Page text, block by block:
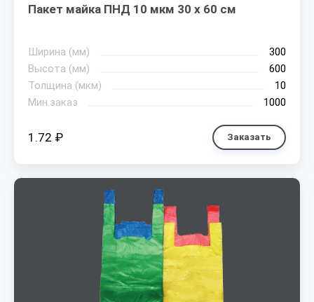
Пакет майка ПНД 10 мкм 30 х 60 см
Ширина (мм)
300
Высота (мм)
600
Толщина (мкм)
10
Мин.заказ
1000
1.72 ₽ Заказать